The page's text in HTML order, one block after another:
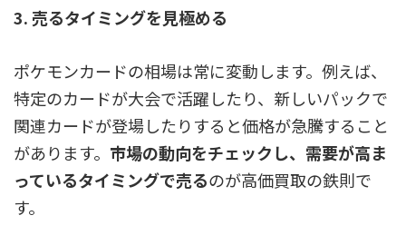
3. 売るタイミングを見極める
ポケモンカードの相場は常に変動します。例えば、
特定のカードが大会で活躍したり、新しいパックで
関連カードが登場したりすると価格が急騰すること
があります。 市場の動向をチェックし、需要が高ま
っているタイミングで売るのが高価買取の鉄則で
す。